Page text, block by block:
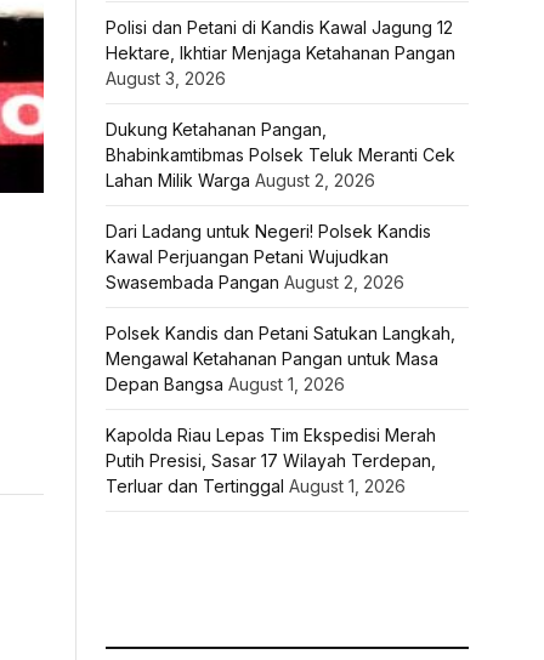
Polisi dan Petani di Kandis Kawal Jagung 12
Hektare, Ikhtiar Menjaga Ketahanan Pangan
August 3, 2026
Dukung Ketahanan Pangan,
Bhabinkamtibmas Polsek Teluk Meranti Cek
Lahan Milik Warga August 2, 2026
Dari Ladang untuk Negeri! Polsek Kandis
Kawal Perjuangan Petani Wujudkan
Swasembada Pangan August 2, 2026
Polsek Kandis dan Petani Satukan Langkah,
Mengawal Ketahanan Pangan untuk Masa
Depan Bangsa August 1, 2026
Kapolda Riau Lepas Tim Ekspedisi Merah
Putih Presisi, Sasar 17 Wilayah Terdepan,
Terluar dan Tertinggal August 1, 2026